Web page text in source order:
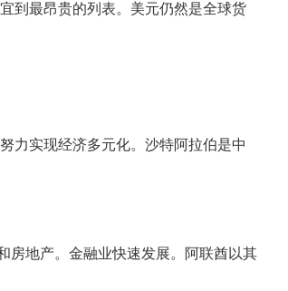
到最昂贵的列表。美元仍然是全球货
力实现经济多元化。沙特阿拉伯是中
房地产。金融业快速发展。阿联酋以其